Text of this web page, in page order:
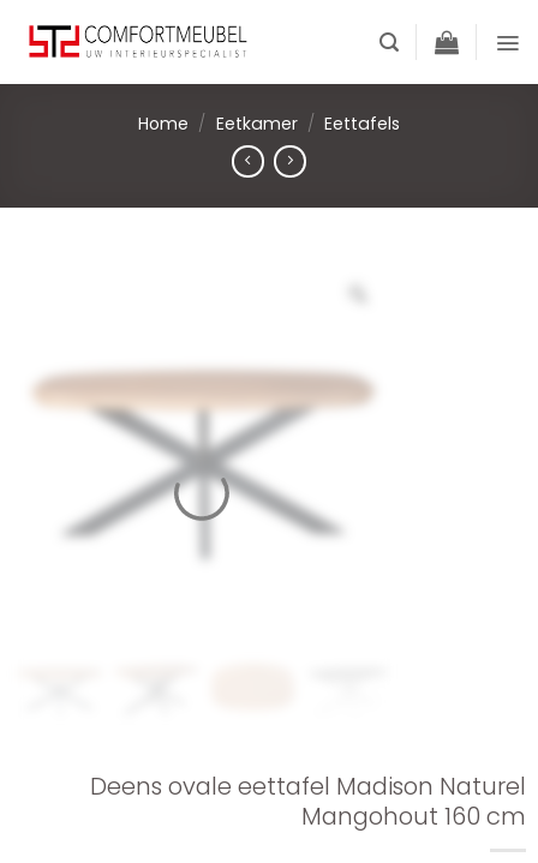
content
Home / Eetkamer / Eettafels
Deens ovale eettafel Madison Naturel
Mangohout 160 cm